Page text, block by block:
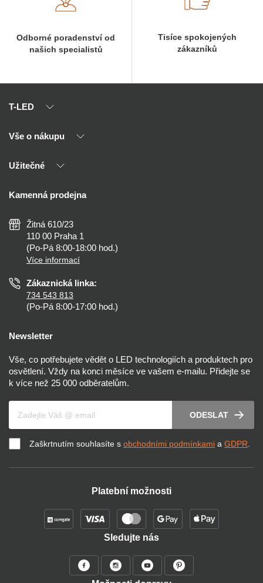
Odborné poradenství od
našich specialistů
Tisíce spokojených
zákazníků
T-LED
O nás
Kontakty
Vše o nákupu
Výhody T-LED
Montáž
Nejčastější dotazy
Než koupíte
Osvětlení dle místnosti
Užitečné
Reklamace a vrácení
Zásady ochrany soukromí
Nastavení cookies
Prohlášení o přístupnosti
Kamenná prodejna
Žitná 610/23
110 00 Praha 1
(Po-Pá 8:00-18:00 hod.)
Více informací
Zákaznická linka:
734 543 813
(Po-Pá 8:00-17:00 hod.)
Newsletter
Vše, co potřebujete vědět o LED technologiích a produktech pro
osvětlení. Vždy na konci měsíce ve vašem e-mailu. Přidejte se
k více než 25 000 odběratelům.
ODESLAT
Zaškrtnutím souhlasíte s obchodními podmínkami a GDPR.
Platební možnosti
Sledujte nás